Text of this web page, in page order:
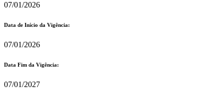
07/01/2026
Data de Início da Vigência:
07/01/2026
Data Fim da Vigência:
07/01/2027